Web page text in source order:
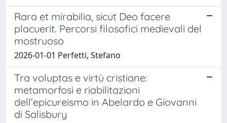
Rara et mirabilia, sicut Deo facere
placuerit. Percorsi filosofici medievali del
mostruoso
2026-01-01 Perfetti, Stefano
Tra voluptas e virtù cristiane:
metamorfosi e riabilitazioni
dell’epicureismo in Abelardo e Giovanni
di Salisbury